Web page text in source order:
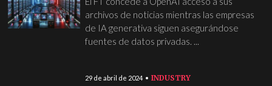
archivos de noticias mientras las empresas
de IA generativa siguen asegurándose
fuentes de datos privadas. ...
29 de abril de 2024 INDUSTRY